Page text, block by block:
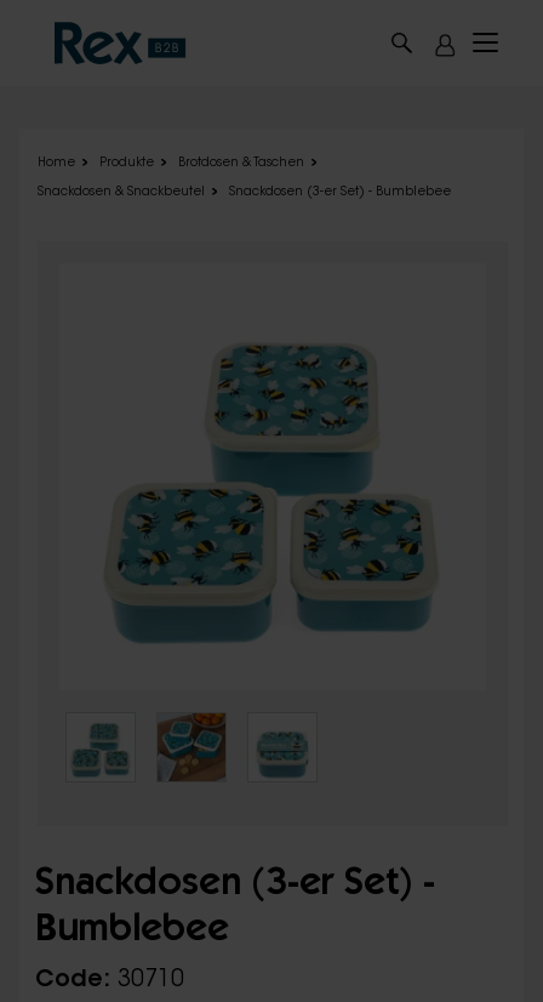
Home Produkte Brotdosen & Taschen
Snackdosen & Snackbeutel Snackdosen (3-er Set) - Bumblebee
Snackdosen (3-er Set) -
Bumblebee
Code: 30710